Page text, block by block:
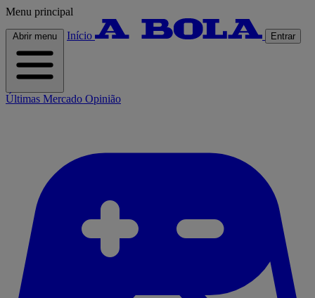
Menu principal
Abrir menu Início Entrar
Últimas Mercado Opinião